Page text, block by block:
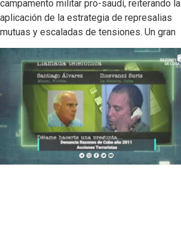
campamento militar pro-saudí, reiterando la
aplicación de la estrategia de represalias
mutuas y escaladas de tensiones. Un gran